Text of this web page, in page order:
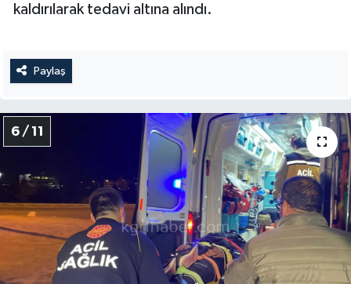
kaldırılarak tedavi altına alındı.
Paylaş
6 / 11